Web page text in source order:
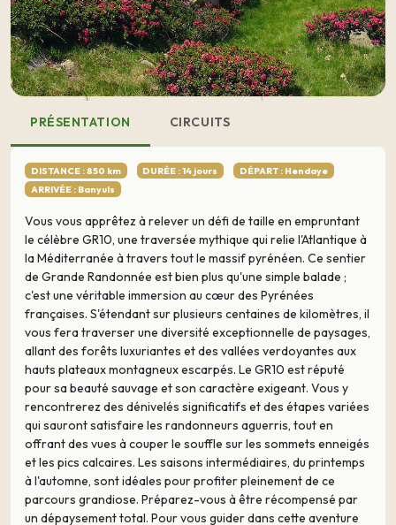
PRÉSENTATION CIRCUITS
DISTANCE : 850 km DURÉE : 14 jours
DÉPART : Hendaye
ARRIVÉE : Banyuls
Vous vous apprêtez à relever un défi de taille en empruntant
le célèbre GR10, une traversée mythique qui relie l'Atlantique à
la Méditerranée à travers tout le massif pyrénéen. Ce sentier
de Grande Randonnée est bien plus qu'une simple balade ;
c'est une véritable immersion au cœur des Pyrénées
françaises. S'étendant sur plusieurs centaines de kilomètres, il
vous fera traverser une diversité exceptionnelle de paysages,
allant des forêts luxuriantes et des vallées verdoyantes aux
hauts plateaux montagneux escarpés. Le GR10 est réputé
pour sa beauté sauvage et son caractère exigeant. Vous y
rencontrerez des dénivelés significatifs et des étapes variées
qui sauront satisfaire les randonneurs aguerris, tout en
offrant des vues à couper le souffle sur les sommets enneigés
et les pics calcaires. Les saisons intermédiaires, du printemps
à l'automne, sont idéales pour profiter pleinement de ce
parcours grandiose. Préparez-vous à être récompensé par
un dépaysement total. Pour vous guider dans cette aventure